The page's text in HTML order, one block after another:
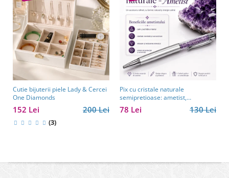
Cutie bijuterii piele Lady & Cercei
One Diamonds
200 Lei
152 Lei
(3)
Pix cu cristale naturale
semipretioase: ametist,
aventurin, lapis lazuli, ochi de
tigru, citrin și cuarț roz
130 Lei
78 Lei